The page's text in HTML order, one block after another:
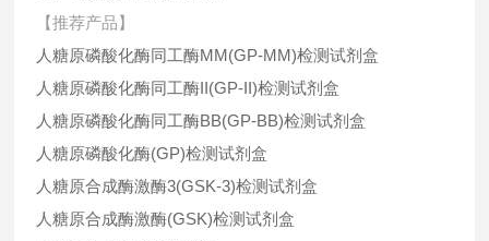
【推荐产品】
人糖原磷酸化酶同工酶MM(GP-MM)检测试剂盒
人糖原磷酸化酶同工酶II(GP-II)检测试剂盒
人糖原磷酸化酶同工酶BB(GP-BB)检测试剂盒
人糖原磷酸化酶(GP)检测试剂盒
人糖原合成酶激酶3(GSK-3)检测试剂盒
人糖原合成酶激酶(GSK)检测试剂盒